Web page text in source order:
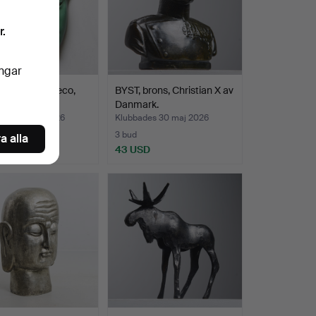
art deco,
30 maj 2026
BYST, brons, Christian X av
Danmark.
Klubbades 30 maj 2026
3 bud
43 USD
alla